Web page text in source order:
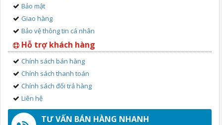
Bảo mật
Giao hàng
Bảo vệ thông tin cá nhân
Hỗ trợ khách hàng
Chính sách bán hàng
Chính sách thanh toán
Chính sách đổi trả hàng
Liên hệ
TƯ VẤN BÁN HÀNG NHANH